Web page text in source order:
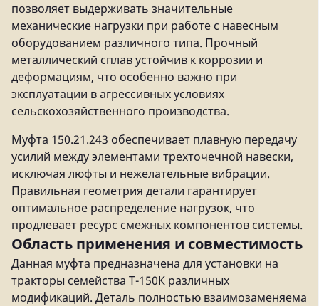
позволяет выдерживать значительные
механические нагрузки при работе с навесным
оборудованием различного типа. Прочный
металлический сплав устойчив к коррозии и
деформациям, что особенно важно при
эксплуатации в агрессивных условиях
сельскохозяйственного производства.
Муфта 150.21.243 обеспечивает плавную передачу
усилий между элементами трехточечной навески,
исключая люфты и нежелательные вибрации.
Правильная геометрия детали гарантирует
оптимальное распределение нагрузок, что
продлевает ресурс смежных компонентов системы.
Область применения и совместимость
Данная муфта предназначена для установки на
тракторы семейства Т-150К различных
модификаций. Деталь полностью взаимозаменяема